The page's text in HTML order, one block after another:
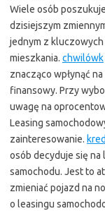
Wiele osób
dzisiejszym
jednym z
mieszkania. chwilówk
znacząco wpłynąć
finansowy. Przy
uwagę na
Leasing
zainteresowanie.
osób decyduje się na
samochodu. Jest to
zmieniać pojazd na
o leasingu